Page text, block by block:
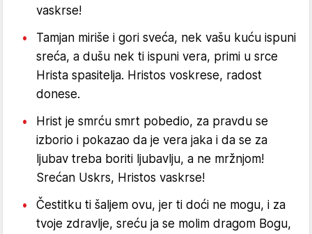
vaskrse!
Tamjan miriše i gori sveća, nek vašu kuću ispuni
sreća, a dušu nek ti ispuni vera, primi u srce
Hrista spasitelja. Hristos voskrese, radost
donese.
Hrist je smrću smrt pobedio, za pravdu se
izborio i pokazao da je vera jaka i da se za
ljubav treba boriti ljubavlju, a ne mržnjom!
Srećan Uskrs, Hristos vaskrse!
Čestitku ti šaljem ovu, jer ti doći ne mogu, i za
tvoje zdravlje, sreću ja se molim dragom Bogu,